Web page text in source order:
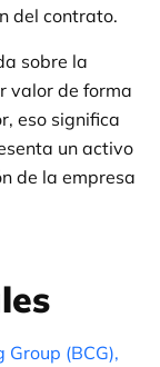
del contrato.
sobre la
valor de forma
eso significa
un activo
de la empresa
Group (BCG),